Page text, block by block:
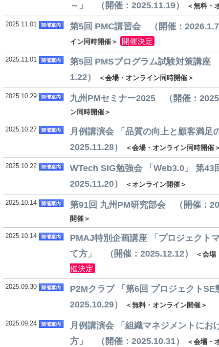
～」 （開催：2025.11.19）
＜無料・
2025.11.01 第5回 PMC講習会 （開催：
イン同時開催＞ 開催決定
2025.11.01
第5回 PMSプログラム試験対策講座
1.22）
＜会場・オンライン同時開催＞
2025.10.29 九州PMセミナー2025 （開催：
ン同時開催＞
2025.10.27
月例講演会 「品質の向上と顧客満
2025.11.28）
＜会場・オンライン同時開催
2025.10.22
WTech SIG勉強会 「Web3.0」 第
2025.11.20）
＜オンライン開催＞
2025.10.14 第91回 九州PM研究部会 （開催：
開催＞
2025.10.14
PMAJ特別企画講座 「プロジェクト
て方」 （開催：2025.12.12）
＜会場
催決定
2025.09.30
P2Mクラブ 「第6回 プロジェクト
2025.10.29）
＜無料・オンライン開催＞
2025.09.24
月例講演会 「組織マネジメントにお
方」 （開催：2025.10.31）
＜会場・